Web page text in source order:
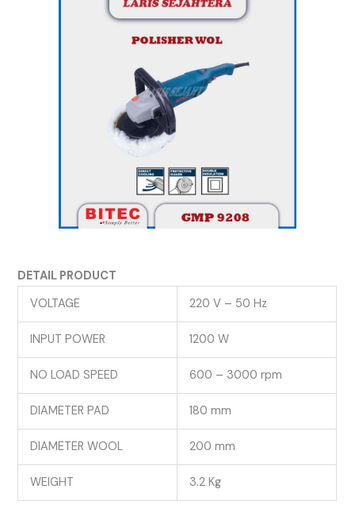
DETAIL PRODUCT
VOLTAGE
220 V – 50 Hz
INPUT POWER 1200 W
NO LOAD SPEED 600 – 3000 rpm
DIAMETER PAD 180 mm
DIAMETER WOOL 200 mm
WEIGHT 3.2 Kg